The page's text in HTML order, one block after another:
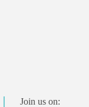
Join us on: